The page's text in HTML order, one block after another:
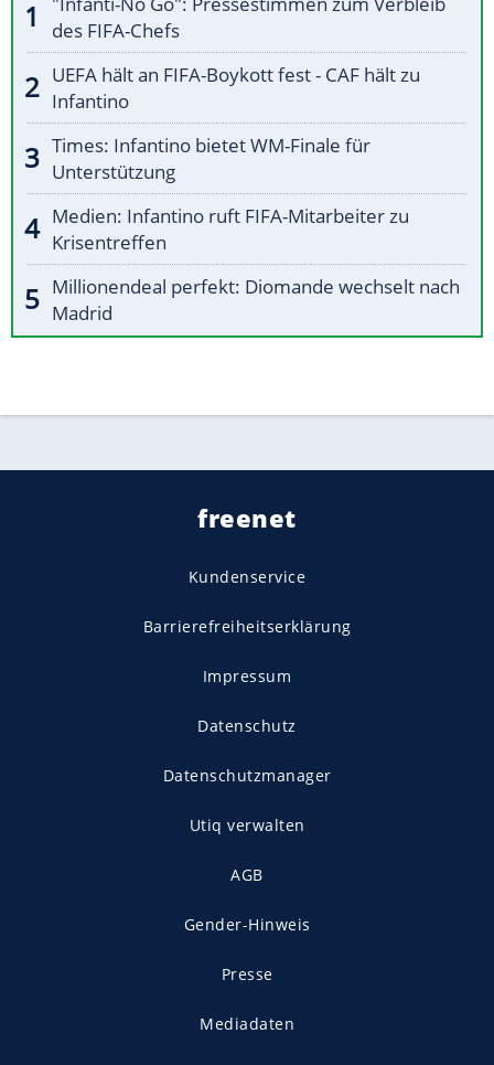
des FIFA-Chefs
UEFA hält an FIFA-Boykott fest - CAF hält zu
Infantino
Times: Infantino bietet WM-Finale für
Unterstützung
Medien: Infantino ruft FIFA-Mitarbeiter zu
Krisentreffen
Millionendeal perfekt: Diomande wechselt nach
Madrid
freenet
Kundenservice
Barrierefreiheitserklärung
Impressum
Datenschutz
Datenschutzmanager
Utiq verwalten
AGB
Gender-Hinweis
Presse
Mediadaten